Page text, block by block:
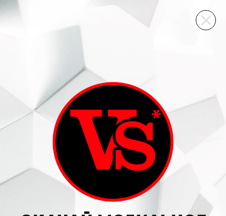
ВИННЫЙ СКЛАД